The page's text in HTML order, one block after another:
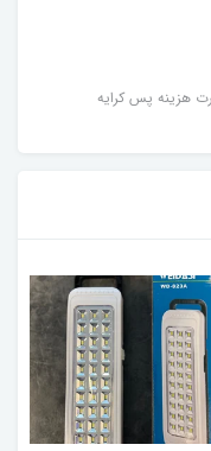
هزینه پس کرایه